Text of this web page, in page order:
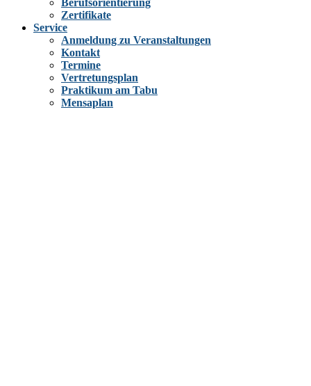
Zertifikate
Service
Anmeldung zu Veranstaltungen
Kontakt
Termine
Vertretungsplan
Praktikum am Tabu
Mensaplan